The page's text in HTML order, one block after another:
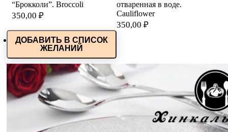
“Брокколи”. Broccoli
350,00 ₽
отваренная в воде.
Cauliflower
350,00 ₽
ДОБАВИТЬ В СПИСОК
ЖЕЛАНИЙ